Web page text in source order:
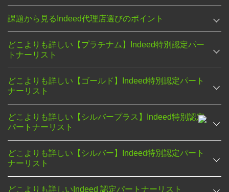
課題から見るIndeed代理店選びのポイント
どこよりも詳しい【プラチナム】Indeed特別認定パー
トナーリスト
どこよりも詳しい【ゴールド】Indeed特別認定パート
ナーリスト
どこよりも詳しい【シルバープラス】Indeed特別認定
パートナーリスト
どこよりも詳しい【シルバー】Indeed特別認定パート
ナーリスト
どこよりも詳しいIndeed 認定パートナーリスト